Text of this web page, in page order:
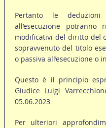
Pertanto le
all’esecuzione
modificativi del diritto del
sopravvenuto del titolo
o passiva all’esecuzione
Questo è il principio
Giudice Luigi
05.06.2023
Per ulteriori